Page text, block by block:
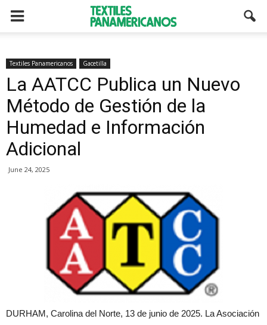
Textiles Panamericanos Gacetilla
La AATCC Publica un Nuevo
Método de Gestión de la
Humedad e Información
Adicional
June 24, 2025
DURHAM, Carolina del Norte, 13 de junio de 2025. La Asociación